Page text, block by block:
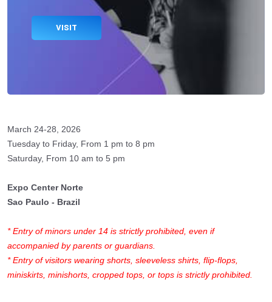
VISIT
March 24-28, 2026
Tuesday to Friday, From 1 pm to 8 pm
Saturday, From 10 am to 5 pm
Expo Center Norte
Sao Paulo - Brazil
* Entry of minors under 14 is strictly prohibited, even if
accompanied by parents or guardians.
* Entry of visitors wearing shorts, sleeveless shirts, flip-flops,
miniskirts, minishorts, cropped tops, or tops is strictly prohibited.